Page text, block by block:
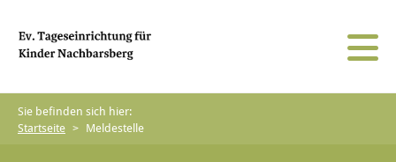
Sie befinden sich hier:
Startseite > Meldestelle
Gruppenformen & Betreuungsumfang
Team
Unser Auftrag
Infoportal